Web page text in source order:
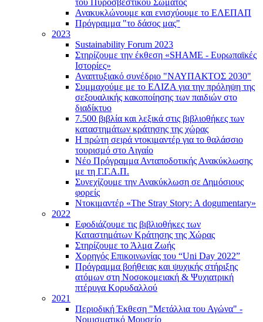
του Πυροσβεστικού Σώματος
Ανακυκλώνουμε και ενισχύουμε το ΕΛΕΠΑΠ
Πρόγραμμα "το δάσος μας"
2023
Sustainability Forum 2023
Στηρίζουμε την έκθεση «SHAME - Ευρωπαϊκές
Ιστορίες»
Αναπτυξιακό συνέδριο "ΝΑΥΠΑΚΤΟΣ 2030"
Συμμαχούμε με το ΕΛΙΖΑ για την πρόληψη της
σεξουαλικής κακοποίησης των παιδιών στο
διαδίκτυο
7.500 βιβλία και λεξικά στις βιβλιοθήκες των
καταστημάτων κράτησης της χώρας
Η πρώτη σειρά ντοκιμαντέρ για το θαλάσσιο
τουρισμό στο Αιγαίο
Νέο Πρόγραμμα Ανταποδοτικής Ανακύκλωσης
με τη Γ.Γ.Α.Π.
Συνεχίζουμε την Ανακύκλωση σε Δημόσιους
φορείς
Ντοκιμαντέρ «The Stray Story: A dogumentary»
2022
Εφοδιάζουμε τις βιβλιοθήκες των
Καταστημάτων Κράτησης της Χώρας
Στηρίζουμε το Άλμα Ζωής
Χορηγός Επικοινωνίας του “Uni Day 2022”
Πρόγραμμα βοήθειας και ψυχικής στήριξης
ατόμων στη Νοσοκομειακή & Ψυχιατρική
πτέρυγα Κορυδαλλού
2021
Περιοδική Έκθεση "Μετάλλια του Αγώνα" -
Νομισματικό Μουσείο